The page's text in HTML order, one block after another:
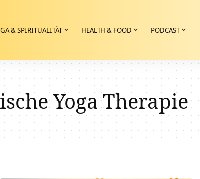
& SPIRITUALITÄT HEALTH & FOOD PODCAST
Yoga Therapie